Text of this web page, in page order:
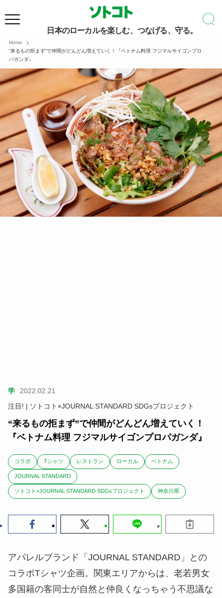
日本のローカルを楽しむ、つなげる、守る。
Home
“来るもの拒まず”で仲間がどんどん増えていく！『ベトナム料理 フジマルサイゴンプロ
パガンダ』
学
2022.02.21
注目! | ソトコト×JOURNAL STANDARD SDGsプロジェクト
“来るもの拒まず”で仲間がどんどん増えていく！
『ベトナム料理 フジマルサイゴンプロパガンダ』
コラボ Tシャツ レストラン ローカル ベトナム
JOURNAL STANDARD
ソトコト×JOURNAL STANDARD SDGsプロジェクト 神奈川県
アパレルブランド「JOURNAL STANDARD」との
コラボTシャツ企画。関東エリアからは、老若男女
多国籍の客同士が自然と仲良くなっちゃう不思議な